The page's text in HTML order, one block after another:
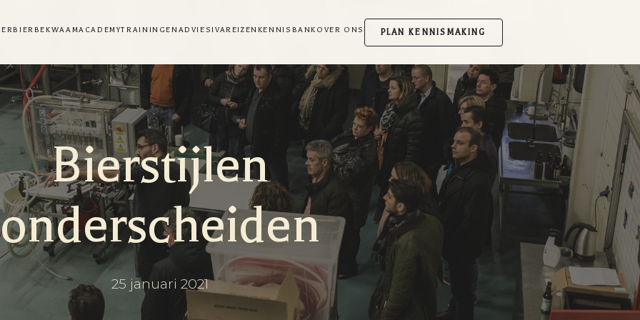
BIERBEKWAAMACADEMYTRAININGEN ADVIES IVAREIZEN KENNISBANK OVER ONS PLAN KENNISMAKING
Bierstijlen
onderscheiden
25 januari 2021